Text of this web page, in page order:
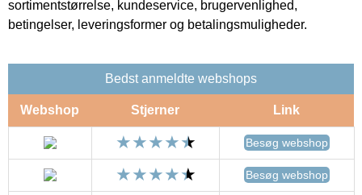
sortimentstørrelse, kundeservice, brugervenlighed,
betingelser, leveringsformer og betalingsmuligheder.
Bedst anmeldte webshops
Webshop Stjerner Link
Besøg webshop
Besøg webshop